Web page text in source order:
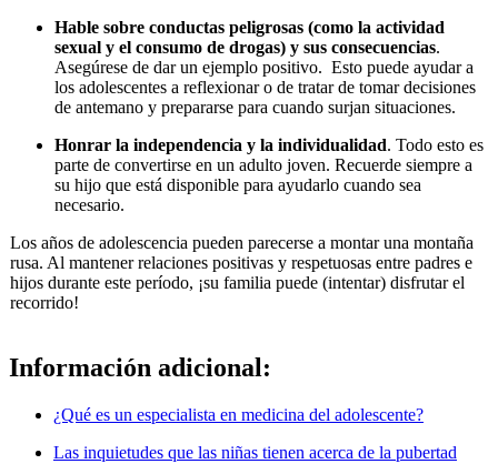
Hable sobre conductas peligrosas (como la actividad
sexual y el consumo de drogas) y sus consecuencias.
Asegúrese de dar un ejemplo positivo. Esto puede ayudar a
los adolescentes a reflexionar o de tratar de tomar decisiones
de antemano y prepararse para cuando surjan situaciones.
Honrar la independencia y la individualidad. Todo esto es
parte de convertirse en un adulto joven. Recuerde siempre a
su hijo que está disponible para ayudarlo cuando sea
necesario.
Los años de adolescencia pueden parecerse a montar una montaña
rusa. Al mantener relaciones positivas y respetuosas entre padres e
hijos durante este período, ¡su familia puede (intentar) disfrutar el
recorrido!
Información adicional:
¿Qué es un especialista en medicina del adolescente?
Las inquietudes que las niñas tienen acerca de la pubertad